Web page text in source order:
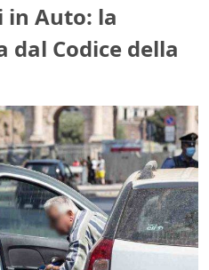
in Auto: la
dal Codice della